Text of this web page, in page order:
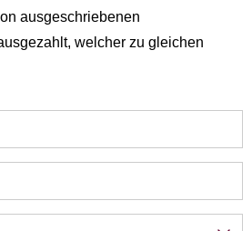
ausgeschriebenen
welcher zu gleichen